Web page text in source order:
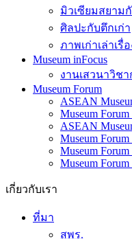
มิวเซียมสยาม
ศิลปะกับตึกเก่า
ภาพเก่าเล่าเรื่อ
Museum inFocus
งานเสวนาวิชา
Museum Forum
ASEAN
Museum Forum
ASEAN
Museum Forum
Museum Forum
Museum Forum
เกี่ยวกับเรา
ที่มา
สพร.